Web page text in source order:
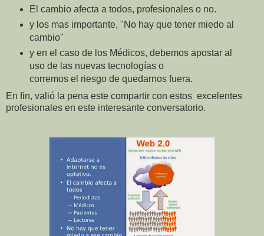
El cambio afecta a todos, profesionales o no.
y los mas importante, "No hay que tener miedo al
cambio"
y en el caso de los Médicos, debemos apostar al
uso de las nuevas tecnologías o
corremos el riesgo de quedarnos fuera.
En fin, valió la pena este compartir con estos excelentes
profesionales en este interesante conversatorio.